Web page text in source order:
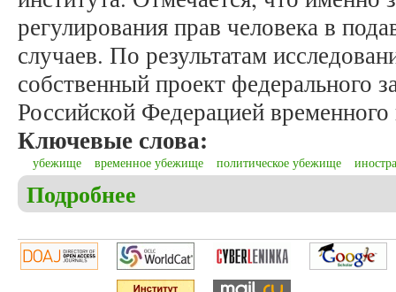
регулирования прав человека в
случаев. По результатам
собственный проект федерального
Российской Федерацией
Ключевые слова:
убежище временное убежище политическое убежище
Подробнее